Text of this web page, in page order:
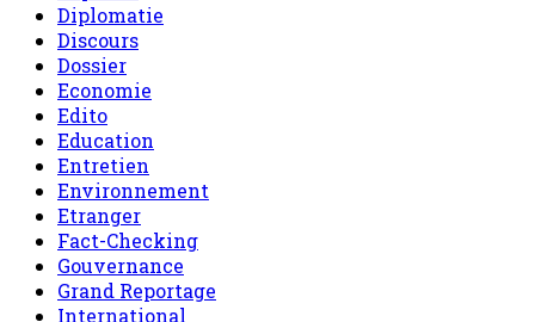
Diplomatie
Discours
Dossier
Economie
Edito
Education
Entretien
Environnement
Etranger
Fact-Checking
Gouvernance
Grand Reportage
International